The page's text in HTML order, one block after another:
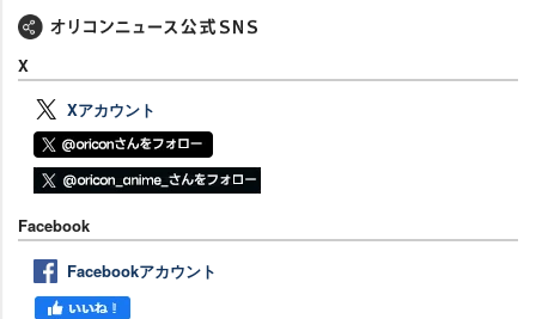
X
Xアカウント
Facebook
Facebookアカウント